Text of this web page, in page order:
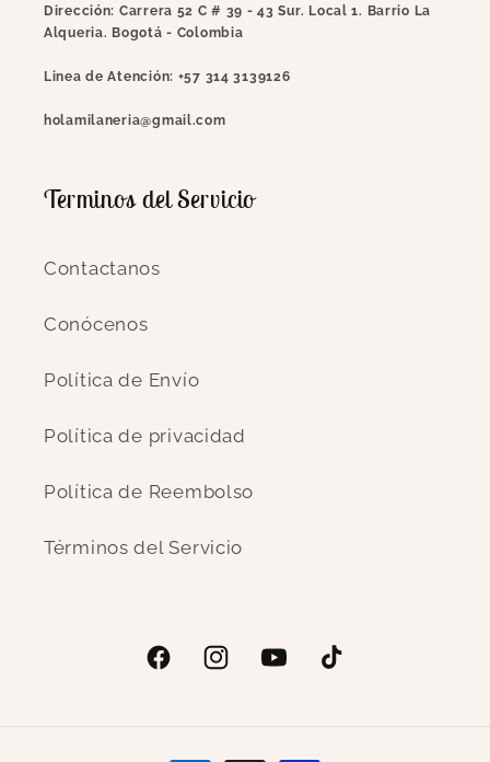
Dirección: Carrera 52 C # 39 - 43 Sur. Local 1. Barrio La
Alqueria. Bogotá - Colombia
Linea de Atención: +57 314 3139126
holamilaneria@gmail.com
Terminos del Servicio
Contactanos
Conócenos
Política de Envío
Política de privacidad
Política de Reembolso
Términos del Servicio
FacebookInstagramYouTubeTikTok